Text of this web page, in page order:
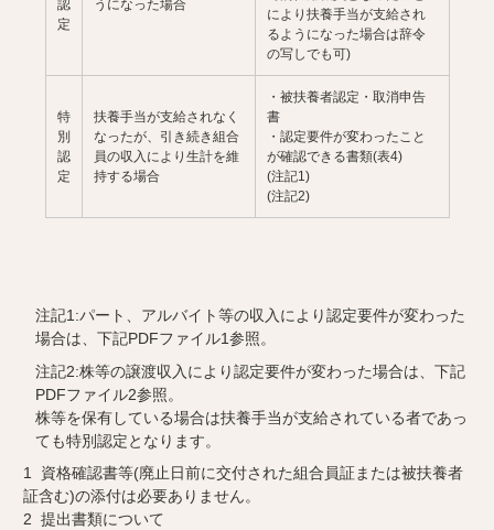
認
定
うになった場合
により扶養手当が支給され
るようになった場合は辞令
の写しでも可)
特
別
認
定
扶養手当が支給されなく
なったが、引き続き組合
員の収入により生計を維
持する場合
・被扶養者認定・取消申告
書
・認定要件が変わったこと
が確認できる書類(表4)
(注記1)
(注記2)
注記1:パート、アルバイト等の収入により認定要件が変わった
場合は、下記PDFファイル1参照。
注記2:株等の譲渡収入により認定要件が変わった場合は、下記
PDFファイル2参照。
株等を保有している場合は扶養手当が支給されている者であっ
ても特別認定となります。
1 資格確認書等(廃止日前に交付された組合員証または被扶養者
証含む)の添付は必要ありません。
2 提出書類について